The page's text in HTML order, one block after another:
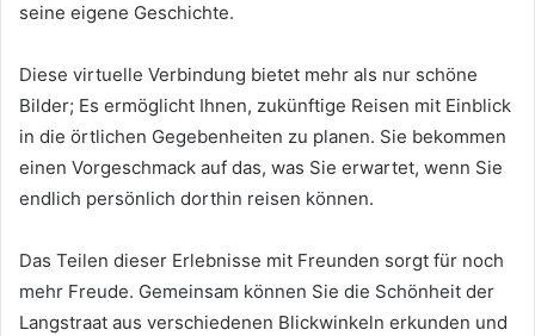
seine eigene Geschichte.
Diese virtuelle Verbindung bietet mehr als nur schöne
Bilder; Es ermöglicht Ihnen, zukünftige Reisen mit Einblick
in die örtlichen Gegebenheiten zu planen. Sie bekommen
einen Vorgeschmack auf das, was Sie erwartet, wenn Sie
endlich persönlich dorthin reisen können.
Das Teilen dieser Erlebnisse mit Freunden sorgt für noch
mehr Freude. Gemeinsam können Sie die Schönheit der
Langstraat aus verschiedenen Blickwinkeln erkunden und